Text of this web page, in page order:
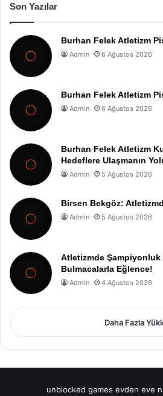
Son Yazılar
Burhan Felek Atletizm
Admin 6 Ağustos 2026
Burhan Felek Atletizm
Admin 6 Ağustos 2026
Burhan Felek Atletizm
Hedeflere Ulaşmanın
Admin 5 Ağustos 2026
Birsen Bekgöz:
Admin 5 Ağustos 2026
Atletizmde Şampiyonluk
Bulmacalarla Eğlence!
Admin 4 Ağustos 2026
Daha Fazla
unblocked games evden eve